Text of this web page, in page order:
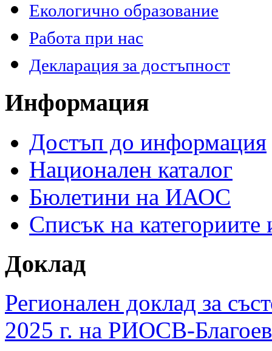
Екологично образование
Работа при нас
Декларация за достъпност
Информация
Достъп до информация
Национален каталог
Бюлетини на ИАОС
Списък на
Доклад
Регионален доклад за
2025 г. на РИОСВ-